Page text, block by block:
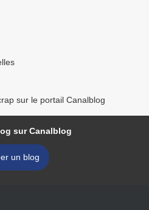
sur le portail Canalblog
sur Canalblog
un blog